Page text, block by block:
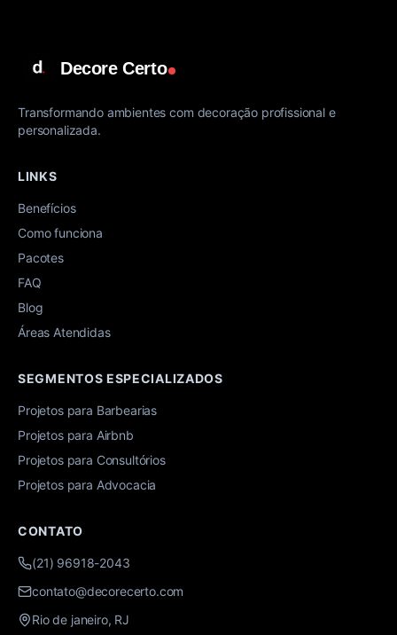
Decore Certo
Transformando ambientes com decoração profissional e
personalizada.
LINKS
Benefícios
Como funciona
Pacotes
FAQ
Blog
Áreas Atendidas
SEGMENTOS ESPECIALIZADOS
Projetos para Barbearias
Projetos para Airbnb
Projetos para Consultórios
Projetos para Advocacia
CONTATO
(21) 96918-2043
contato@decorecerto.com
Rio de janeiro, RJ